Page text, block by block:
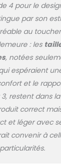
4 pour le
par son
au
: les
, notées
espéraient
et le
restent dans
correct
et léger avec
convenir à